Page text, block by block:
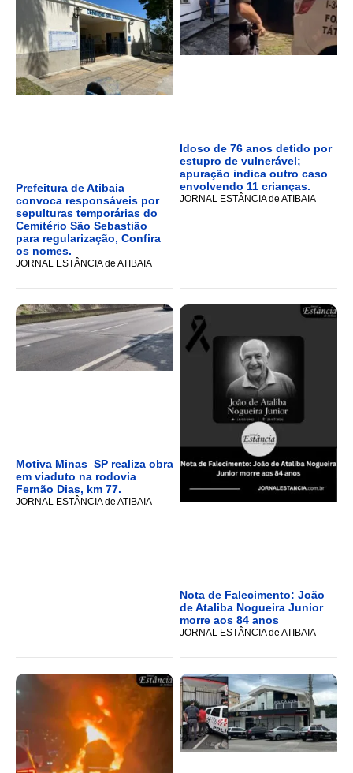
Prefeitura de Atibaia
convoca responsáveis por
sepulturas temporárias do
Cemitério São Sebastião
para regularização, Confira
os nomes.
JORNAL ESTÂNCIA de ATIBAIA
Idoso de 76 anos detido por
estupro de vulnerável;
apuração indica outro caso
envolvendo 11 crianças.
JORNAL ESTÂNCIA de ATIBAIA
Motiva Minas_SP realiza obra
em viaduto na rodovia
Fernão Dias, km 77.
JORNAL ESTÂNCIA de ATIBAIA
Nota de Falecimento: João
de Ataliba Nogueira Junior
morre aos 84 anos
JORNAL ESTÂNCIA de ATIBAIA